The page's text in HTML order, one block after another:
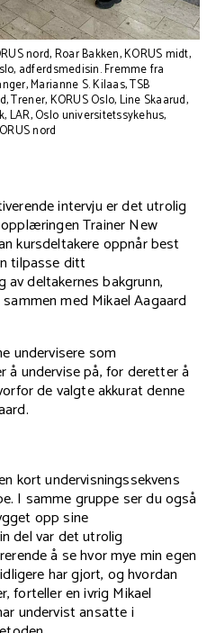
nord, Roar Bakken, KORUS midt,
adferdsmedisin. Fremme fra
Marianne S. Kilaas, TSB
Trener, KORUS Oslo, Line Skaarud,
LAR, Oslo universitetssykehus,
nord
intervju er det utrolig
Trainer New
kursdeltakere oppnår best
tilpasse ditt
av deltakernes bakgrunn,
med Mikael Aagaard
undervisere som
undervise på, for deretter å
de valgte akkurat denne
kort undervisningssekvens
I samme gruppe ser du også
opp sine
del var det utrolig
å se hvor mye min egen
har gjort, og hvordan
forteller en ivrig Mikael
undervist ansatte i